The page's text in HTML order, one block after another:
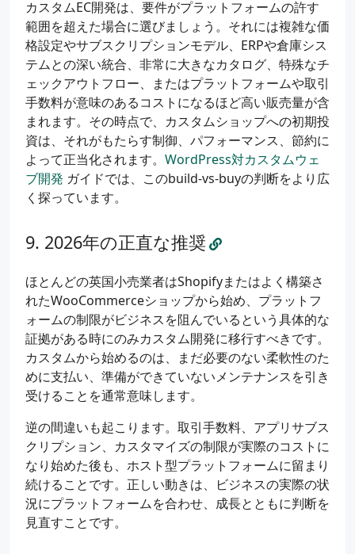
カスタムEC開発は、要件がプラットフォームの許す
範囲を超えた場合に選びましょう。それには複雑な価
格設定やサブスクリプションモデル、ERPや倉庫シス
テムとの深い統合、非常に大きなカタログ、特殊なチ
ェックアウトフロー、またはプラットフォームや取引
手数料が意味のあるコストになるほど高い販売量が含
まれます。その時点で、カスタムショップへの初期投
資は、それがもたらす制御、パフォーマンス、節約に
よって正当化されます。 WordPress対カスタムウェ
ブ開発 ガイドでは、このbuild-vs-buyの判断をより広
く探っています。
2026年の正直な推奨
ほとんどの英国小売業者はShopifyまたはよく構築さ
れたWooCommerceショップから始め、プラットフ
ォームの制限がビジネスを阻んでいるという具体的な
証拠がある時にのみカスタム開発に移行すべきです。
カスタムから始めるのは、まだ必要のない柔軟性のた
めに支払い、準備ができていないメンテナンスを引き
受けることを通常意味します。
逆の間違いも起こります。取引手数料、アプリサブス
クリプション、カスタマイズの制限が実際のコストに
なり始めた後も、ホスト型プラットフォームに留まり
続けることです。正しい動きは、ビジネスの実際の状
況にプラットフォームを合わせ、成長とともに判断を
見直すことです。